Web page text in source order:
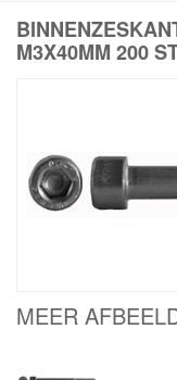
M3X40MM 200
MEER